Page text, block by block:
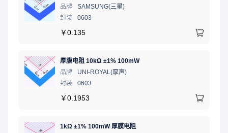
品牌
SAMSUNG(三星)
封装
0603
￥0.135
厚膜电阻 10kΩ ±1% 100mW
品牌
UNI-ROYAL(厚声)
封装
0603
￥0.1953
1kΩ ±1% 100mW 厚膜电阻